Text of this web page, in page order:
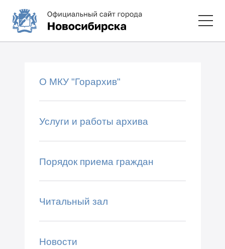
О МКУ "Горархив"
Услуги и работы архива
Порядок приема граждан
Читальный зал
Новости